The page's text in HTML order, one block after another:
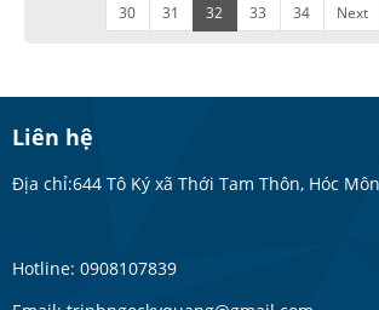
30
31 32 33 34 Next
Liên hệ
Địa chỉ:644 Tô Ký xã Thới Tam Thôn, Hóc
Hotline: 0908107839